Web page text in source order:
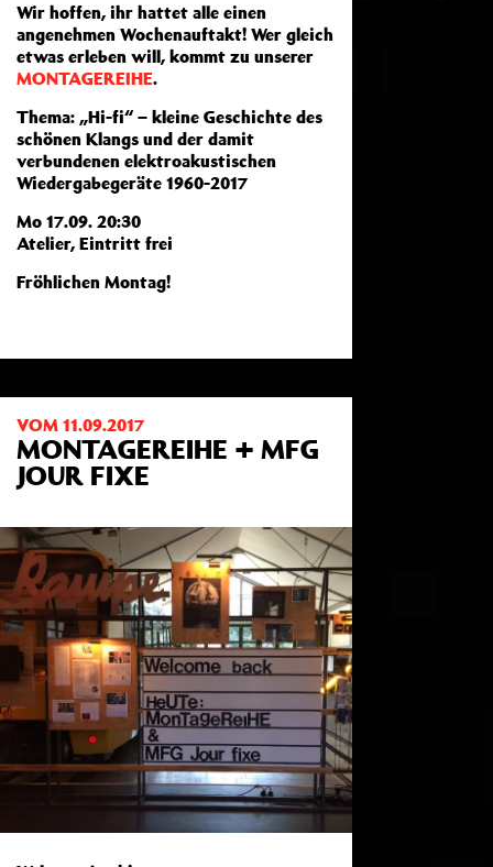
Wir hoffen, ihr hattet alle einen
angenehmen Wochenauftakt! Wer gleich
etwas erleben will, kommt zu unserer
MONTAGEREIHE.
Thema: „Hi-fi“ – kleine Geschichte des
schönen Klangs und der damit
verbundenen elektroakustischen
Wiedergabegeräte 1960-2017
Mo 17.09. 20:30
Atelier, Eintritt frei
Fröhlichen Montag!
VOM 11.09.2017
MONTAGEREIHE + MFG
JOUR FIXE